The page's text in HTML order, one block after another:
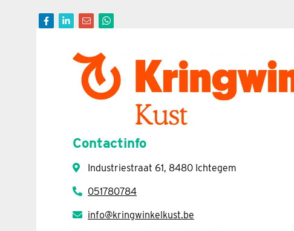
Contactinfo
Industriestraat 61, 8480 Ichtegem
051780784
info@kringwinkelkust.be